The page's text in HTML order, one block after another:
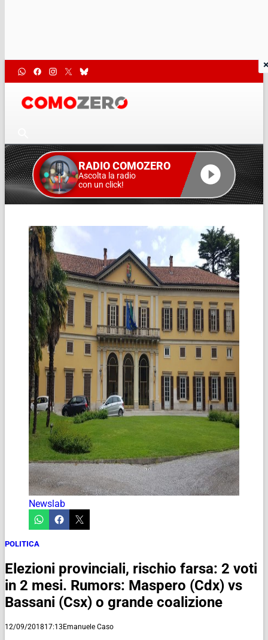
RADIO COMOZERO
Ascolta la radio
con un click!
Newslab
POLITICA
Elezioni provinciali, rischio farsa: 2 voti
in 2 mesi. Rumors: Maspero (Cdx) vs
Bassani (Csx) o grande coalizione
12/09/201817:13Emanuele Caso